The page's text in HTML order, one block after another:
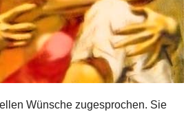
Wünsche zugesprochen. Sie